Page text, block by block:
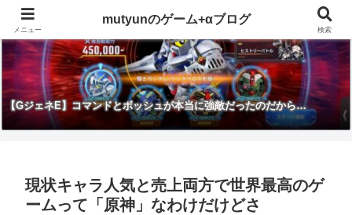
【GジェネE】コマンドとボッシュが本当に強敵だったのだから…
現状キャラ人気と売上両方で世界最高のゲ
ームって「原神」なわけだけどさ
メニュー
mutyunのゲーム+αブログ
検索